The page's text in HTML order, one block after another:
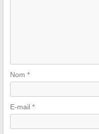
Nom *
E-mail *